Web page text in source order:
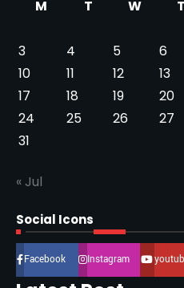
M
T W T
3
4 5 6
10
11 12 13
17
18 19 20
24
25 26 27
31
« Jul
Social Icons
Facebook Instagram